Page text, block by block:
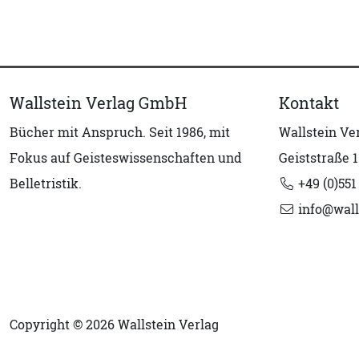
Wallstein Verlag GmbH
Bücher mit Anspruch. Seit 1986, mit
Fokus auf Geisteswissenschaften und
Belletristik.
Kontakt
Wallstein
Geiststraße
+49
Copyright © 2026 Wallstein Verlag